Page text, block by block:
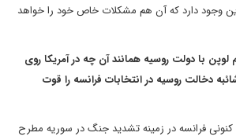
وجود دارد که آن هم مشکلات خاص خود را خواهد
با دولت روسیه همانند آن چه در آمریکا روی
دخالت روسیه در انتخابات فرانسه را قوت
کنونی فرانسه در زمینه تشدید جنگ در سوریه مطرح